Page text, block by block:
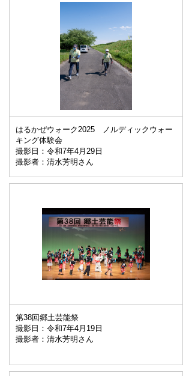
はるかぜウォーク2025 ノルディックウォー
キング体験会
撮影日：令和7年4月29日
撮影者：清水芳明さん
第38回郷土芸能祭
撮影日：令和7年4月19日
撮影者：清水芳明さん